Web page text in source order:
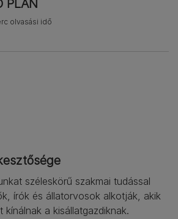
PLAN
olvasási idő
széleskörű szakmai tudással
írók és állatorvosok alkotják, akik
a kisállatgazdiknak.